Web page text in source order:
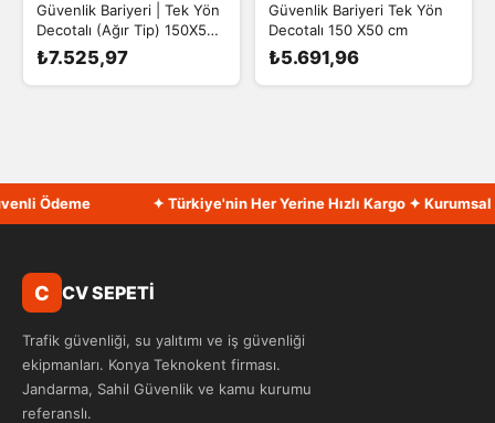
Güvenlik Bariyeri | Tek Yön
Decotalı (Ağır Tip) 150X50
cm
₺7.525,97
Güvenlik Bariyeri Tek Yön
Decotalı 150 X50 cm
₺5.691,96
Ödeme ✦ Türkiye'nin Her Yerine Hızlı Kargo ✦ Kurumsal
C CV SEPETİ
Trafik güvenliği, su yalıtımı ve iş güvenliği
ekipmanları. Konya Teknokent firması.
Jandarma, Sahil Güvenlik ve kamu kurumu
referanslı.